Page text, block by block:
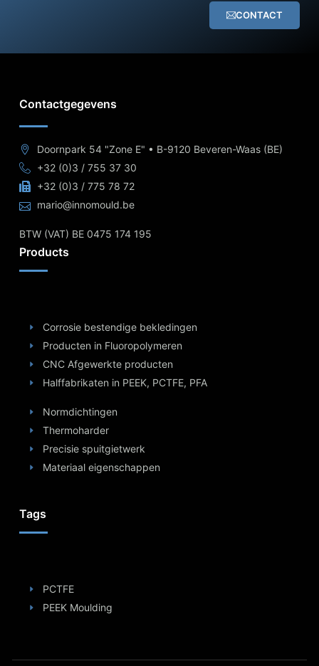
CONTACT
Contactgegevens
Doornpark 54 "Zone E" • B-9120 Beveren-Waas (BE)
+32 (0)3 / 755 37 30
+32 (0)3 / 775 78 72
mario@innomould.be
BTW (VAT) BE 0475 174 195
Products
Corrosie bestendige bekledingen
Producten in Fluoropolymeren
CNC Afgewerkte producten
Halffabrikaten in PEEK, PCTFE, PFA
Normdichtingen
Thermoharder
Precisie spuitgietwerk
Materiaal eigenschappen
Tags
PCTFE
PEEK Moulding